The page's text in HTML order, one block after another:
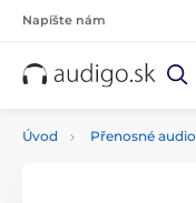
Napíšte nám
Úvod Přenosné audio